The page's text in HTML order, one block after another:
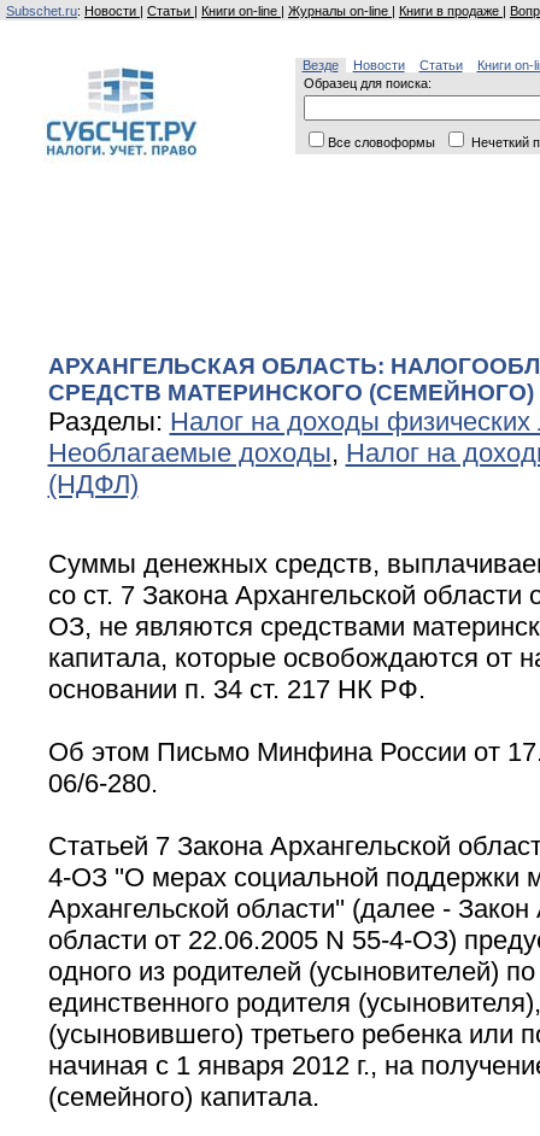
Subschet.ru: Новости | Статьи | Книги on-line | Журналы on-line | Книги в продаже |
Везде Новости Статьи
Книги on-
Образец для поиска:
Все словоформы Нечеткий
АРХАНГЕЛЬСКАЯ ОБЛАСТЬ:
СРЕДСТВ МАТЕРИНСКОГО (СЕМЕЙНОГО)
Разделы: Налог на доходы физических
Необлагаемые доходы, Налог на
(НДФЛ)
Суммы денежных средств,
со ст. 7 Закона Архангельской области
ОЗ, не являются средствами
капитала, которые освобождаются от
основании п. 34 ст. 217 НК РФ.
Об этом Письмо Минфина России от
06/6-280.
Статьей 7 Закона Архангельской
4-ОЗ ''О мерах социальной поддержки
Архангельской области'' (далее - Закон
области от 22.06.2005 N 55-4-ОЗ)
одного из родителей (усыновителей)
единственного родителя
(усыновившего) третьего ребенка или
начиная с 1 января 2012 г., на
(семейного) капитала.